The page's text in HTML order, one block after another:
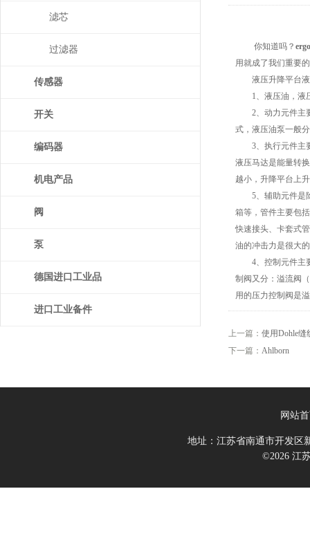
滤芯
过滤器
传感器
开关
编码器
机电产品
阀
泵
德国进口工业品
进口工业备件
你知道吗？
用就成了我们重要
液压升降平台液
1、液压油，液压
2、动力元件主要
式，液压油泵一般
3、执行元件主要
液压马达是能量转
越小，升降平台上
5、辅助元件是除
箱等，管件主要包
快速接头、卡套式
油的冲击力是很大
4、控制元件主要
制阀又分：溢流阀
用的压力控制阀是
上一篇： 使用Dohle缝
下一篇： Ahlborn
网站
地址：江苏省南通市开发区
©2026 江